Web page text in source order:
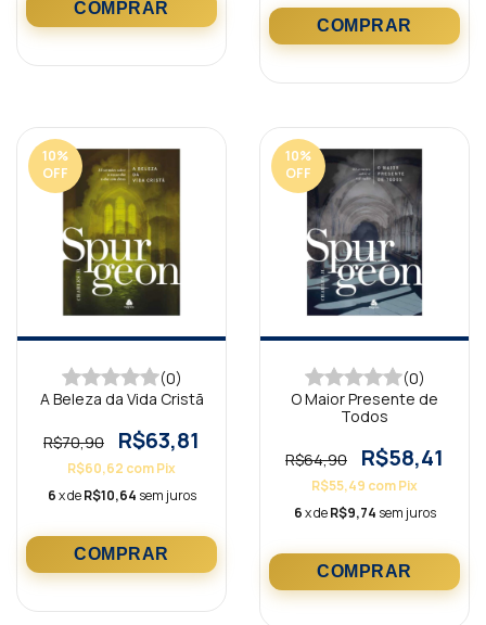
10%
OFF
(0)
A Beleza da Vida Cristã
R$70,90 R$63,81
R$60,62 comPix
6x deR$10,64 sem juros
10%
OFF
(0)
O Maior Presente de
Todos
R$64,90 R$58,41
R$55,49 comPix
6x deR$9,74 sem juros